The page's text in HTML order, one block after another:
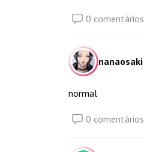
0 comentários
nanaosaki
normal
0 comentários